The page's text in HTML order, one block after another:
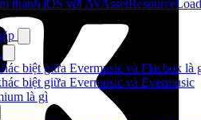
thanh iOS với
biệt giữa Evermusic và Flacbox là
biệt giữa Evermusic và Evermusic
là gì